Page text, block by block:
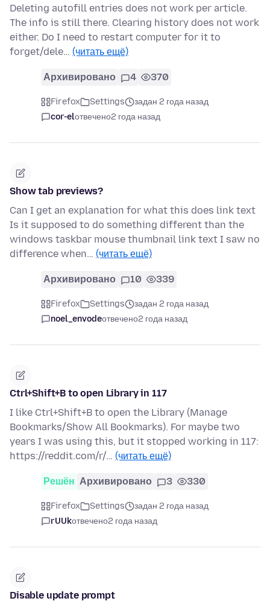
Deleting autofill entries does not work per article.
The info is still there. Clearing history does not work
either. Do I need to restart computer for it to
forget/dele… (читать ещё)
Архивировано 4 370
Firefox Settings
задан 2 года назад
cor-elотвечено2 года назад
Show tab previews?
Can I get an explanation for what this does link text
Is it supposed to do something different than the
windows taskbar mouse thumbnail link text I saw no
difference when… (читать ещё)
Архивировано 10 339
Firefox Settings
задан 2 года назад
noel_envodeотвечено2 года назад
Ctrl+Shift+B to open Library in 117
I like Ctrl+Shift+B to open the Library (Manage
Bookmarks/Show All Bookmarks). For maybe two
years I was using this, but it stopped working in 117:
https://reddit.com/r/… (читать ещё)
Решён Архивировано 3 330
Firefox Settings
задан 2 года назад
rUUkотвечено2 года назад
Disable update prompt